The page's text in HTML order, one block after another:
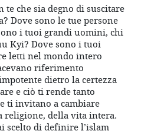
te che sia degno di suscitare
Dove sono le tue persone
i tuoi grandi uomini, chi
Kyi? Dove sono i tuoi
letti nel mondo intero
riferimento
dietro la certezza
e ciò ti rende tanto
ti invitano a cambiare
religione, della vita intera.
scelto di definire l’islam